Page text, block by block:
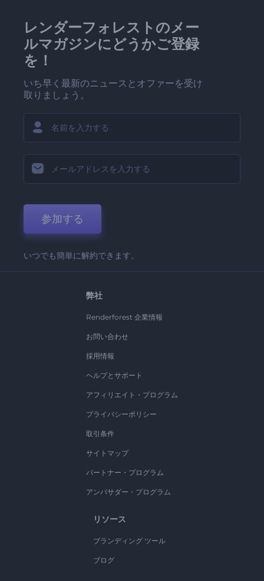
レンダーフォレストのメー
ルマガジンにどうかご登録
を！
いち早く最新のニュースとオファーを受け
取りましょう。
参加する
いつでも簡単に解約できます。
弊社
Renderforest 企業情報
お問い合わせ
採用情報
ヘルプとサポート
アフィリエイト・プログラム
プライバシーポリシー
取引条件
サイトマップ
パートナー・プログラム
アンバサダー・プログラム
リソース
ブランディング ツール
ブログ